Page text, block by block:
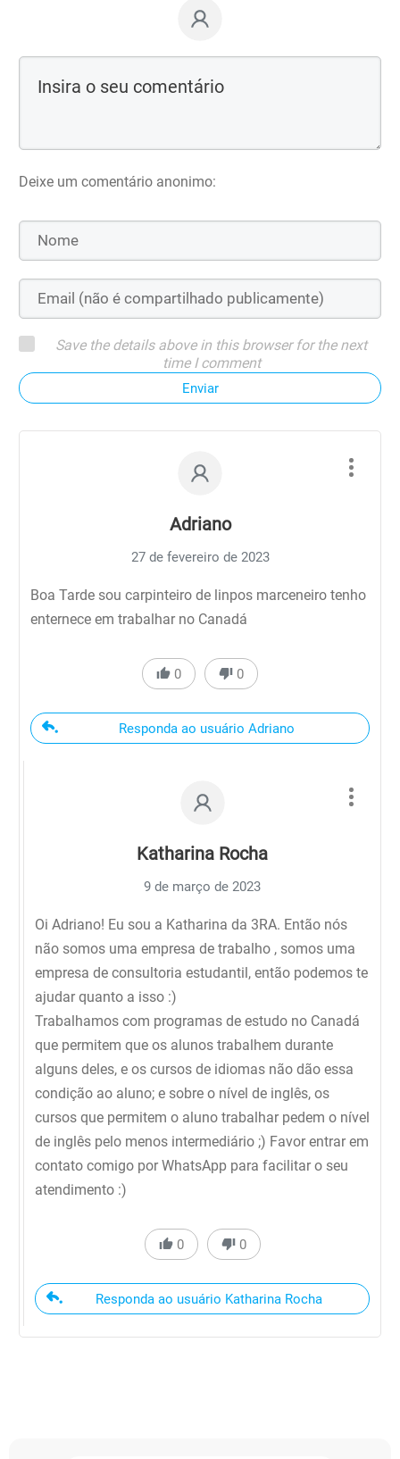
Deixe um comentário anonimo:
Save the details above in this browser for the next
time I comment
Enviar
Adriano
27 de fevereiro de 2023
Boa Tarde sou carpinteiro de linpos marceneiro tenho
enternece em trabalhar no Canadá
0 0
Responda ao usuário Adriano
Katharina Rocha
9 de março de 2023
Oi Adriano! Eu sou a Katharina da 3RA. Então nós
não somos uma empresa de trabalho , somos uma
empresa de consultoria estudantil, então podemos te
ajudar quanto a isso :)
Trabalhamos com programas de estudo no Canadá
que permitem que os alunos trabalhem durante
alguns deles, e os cursos de idiomas não dão essa
condição ao aluno; e sobre o nível de inglês, os
cursos que permitem o aluno trabalhar pedem o nível
de inglês pelo menos intermediário ;) Favor entrar em
contato comigo por WhatsApp para facilitar o seu
atendimento :)
0 0
Responda ao usuário Katharina Rocha